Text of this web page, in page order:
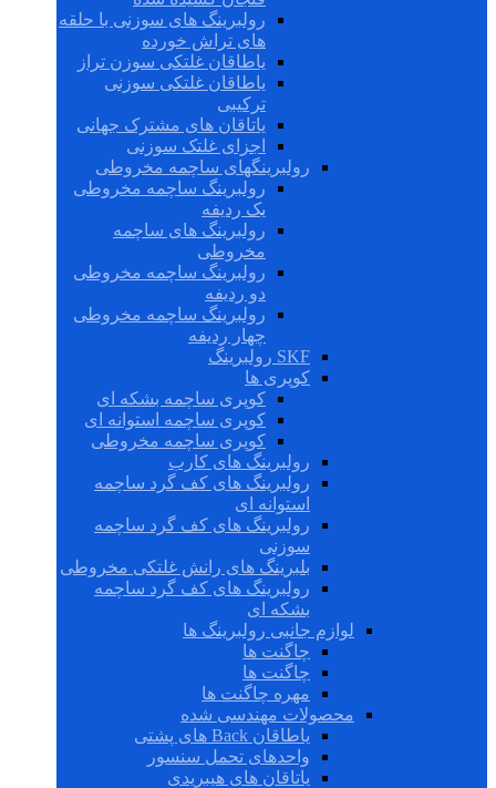
رولبرینگ های سوزنی با حلقه
های تراش خورده
یاطاقان غلتکی سوزن تراز
یاطاقان غلتکی سوزنی
ترکیبی
یاتاقان های مشترک جهانی
اجزای غلتک سوزنی
رولبرینگهای ساچمه مخروطی
رولبرینگ ساچمه مخروطی
یک ردیفه
رولبرینگ های ساچمه
مخروطی
رولبرینگ ساچمه مخروطی
دو ردیفه
رولبرینگ ساچمه مخروطی
چهار ردیفه
SKF رولبرینگ
کوپری ها
کوپری ساچمه بشکه ای
کوپری ساچمه استوانه ای
کوپری ساچمه مخروطی
رولبرینگ های کارب
رولبرینگ های کف گرد ساچمه
استوانه ای
رولبرینگ های کف گرد ساچمه
سوزنی
بلبرینگ های رانش غلتکی مخروطی
رولبرینگ های کف گرد ساچمه
بشکه ای
لوازم جانبی رولبرینگ ها
چاگنت ها
چاگنت ها
مهره چاگنت ها
محصولات مهندسی شده
یاطاقان Back های پشتی
واحدهای تحمل سنسور
یاتاقان های هیبریدی